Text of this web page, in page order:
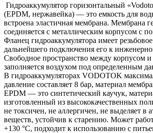
Гидроаккумулятор горизонтальный
(EPDM, нержавейка) — это емкость для
встроена эластичная мембрана. Мембрана
соединяется с металлическим корпусом с
Фланец гидроаккумулятора имеет
дальнейшего подключения его к
Свободное пространство между корпусом
заполняется воздухом под определенным
В гидроаккумуляторах VODOTOK
давление составляет 8 бар, материал
EPDM — это синтетический каучук,
изготовленный из высококачественных
не токсичен, не аллергичен, не выделяет в
веществ, устойчив к старению. Может
+130 °C, подходит к использованию с